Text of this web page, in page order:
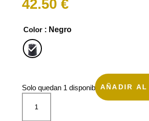
42.50 €
Color : Negro
Solo quedan 1 disponibles
mediana
AÑADIR AL